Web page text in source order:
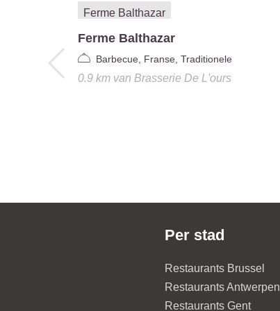
Ferme Balthazar
Barbecue, Franse, Traditionele
0.9 kmvan Brasserie De L'ours
Per stad
Restaurants Brussel
Restaurants Antwerpen
Restaurants Gent